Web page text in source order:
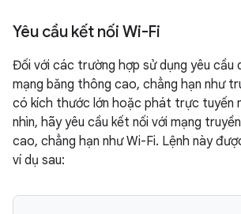
Yêu cầu kết nối Wi-Fi
Đối với các trường hợp sử dụng yêu cầu
mạng băng thông cao, chẳng hạn như
có kích thước lớn hoặc phát trực tuyến
nhìn, hãy yêu cầu kết nối với mạng
cao, chẳng hạn như Wi-Fi. Lệnh này
ví dụ sau: